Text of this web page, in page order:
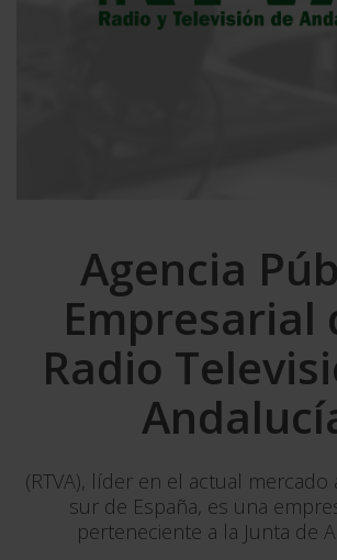
Agencia
Empresarial
Radio
(RTVA), líder en el actual mercado
sur de España, es una
perteneciente a la Junta de